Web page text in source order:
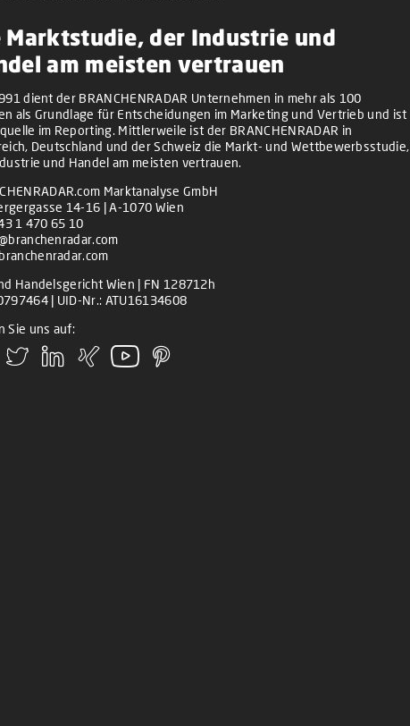
Marktstudie, der Industrie und
am meisten vertrauen
dient der BRANCHENRADAR Unternehmen in mehr als 100
als Grundlage für Entscheidungen im Marketing und Vertrieb und ist
im Reporting. Mittlerweile ist der BRANCHENRADAR in
Deutschland und der Schweiz die Markt- und Wettbewerbsstudie,
und Handel am meisten vertrauen.
Marktanalyse GmbH
14-16 | A-1070 Wien
1 470 65 10
Handelsgericht Wien | FN 128712h
| UID-Nr.: ATU16134608
Sie uns auf: